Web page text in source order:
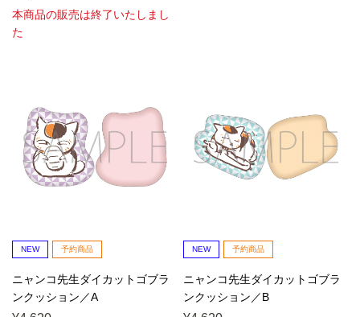
本商品の販売は終了いたしまし
た
NEW 予約商品
ニャンコ先生ダイカットゴブラ
ンクッション／A
NEW 予約商品
ニャンコ先生ダイカットゴブラ
ンクッション／B